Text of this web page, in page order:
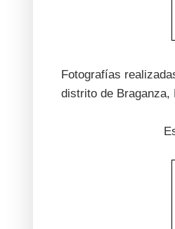
Fotografías
distrito de Braganza,